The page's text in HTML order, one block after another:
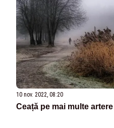
10 nov. 2022, 08:20
Ceață pe mai multe